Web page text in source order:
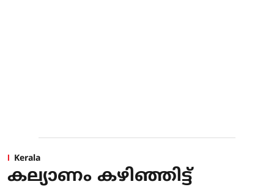
Kerala
കല്യാണം കഴിഞ്ഞിട്ട്